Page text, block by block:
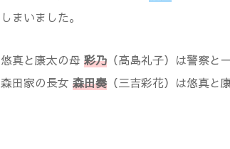
しまいました。
悠真と康太の母 彩乃 （高島礼子）は警察
森田家の長女 森田奏（三吉彩花）は悠真と